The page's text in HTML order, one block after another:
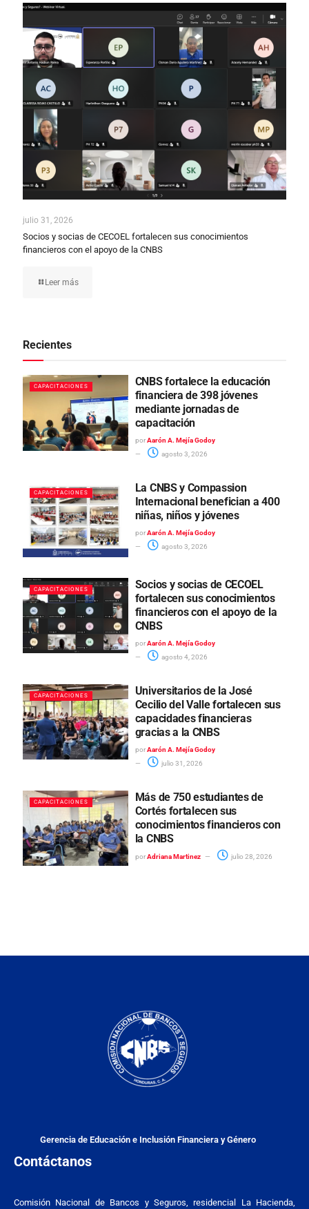
julio 31, 2026
Socios y socias de CECOEL fortalecen sus conocimientos
financieros con el apoyo de la CNBS
Leer más
Recientes
CAPACITACIONES
CNBS fortalece la educación
financiera de 398 jóvenes
mediante jornadas de
capacitación
por Aarón A. Mejía Godoy
agosto 3, 2026
CAPACITACIONES
La CNBS y Compassion
Internacional benefician a 400
niñas, niños y jóvenes
por Aarón A. Mejía Godoy
agosto 3, 2026
CAPACITACIONES
Socios y socias de CECOEL
fortalecen sus conocimientos
financieros con el apoyo de la
CNBS
por Aarón A. Mejía Godoy
agosto 4, 2026
CAPACITACIONES
Universitarios de la José
Cecilio del Valle fortalecen sus
capacidades financieras
gracias a la CNBS
por Aarón A. Mejía Godoy
julio 31, 2026
CAPACITACIONES
Más de 750 estudiantes de
Cortés fortalecen sus
conocimientos financieros con
la CNBS
por Adriana Martinez julio 28, 2026
Gerencia de Educación e Inclusión Financiera y Género
Contáctanos
Comisión Nacional de Bancos y Seguros, residencial La Hacienda,